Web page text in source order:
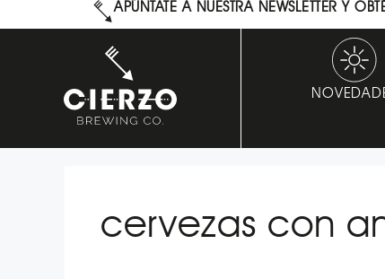
APÚNTATE A NUESTRA NEWSLETTER Y
cervezas con